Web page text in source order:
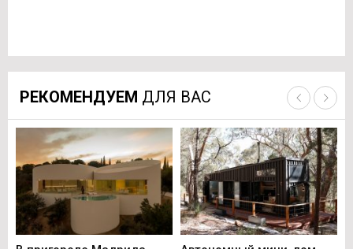
РЕКОМЕНДУЕМ ДЛЯ ВАС